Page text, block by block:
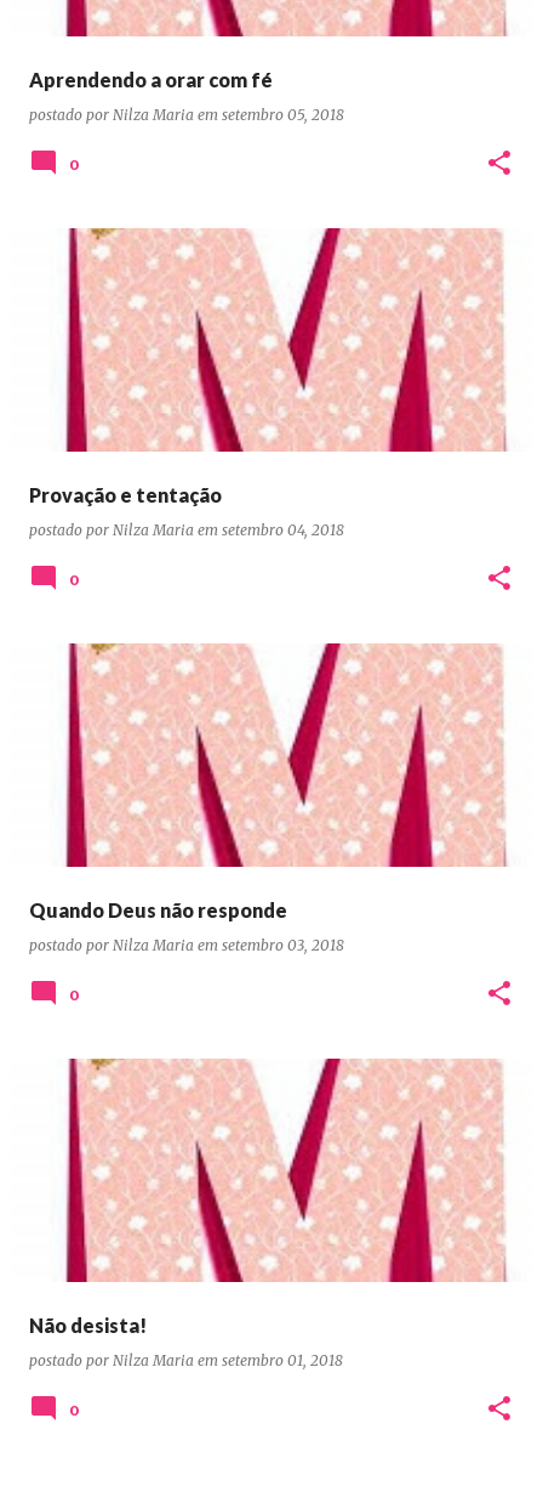
Aprendendo a orar com fé
postado por Nilza Maria em setembro 05, 2018
0
Provação e tentação
postado por Nilza Maria em setembro 04, 2018
0
Quando Deus não responde
postado por Nilza Maria em setembro 03, 2018
0
Não desista!
postado por Nilza Maria em setembro 01, 2018
0